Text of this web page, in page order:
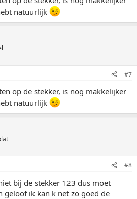
natuurlijk
#7
op de stekker, is nog makkelijker
natuurlijk
#8
bij de stekker 123 dus moet
geloof ik kan k net zo goed de